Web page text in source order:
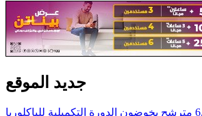
جديد الموقع